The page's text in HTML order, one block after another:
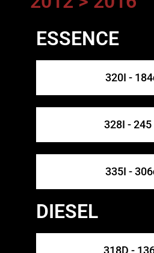
ESSENCE
320I -
328I - 245
335I -
DIESEL
318D -